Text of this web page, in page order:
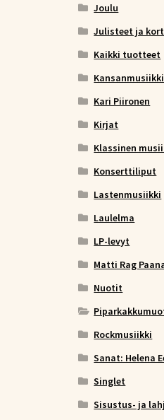
Joulu
Julisteet ja
Kaikki tuotteet
Kansanmusiikki
Kari Piironen
Kirjat
Klassinen
Konserttiliput
Lastenmusiikki
Laulelma
LP-levyt
Matti Rag
Nuotit
Rockmusiikki
Sanat: Helena
Singlet
Sisustus- ja